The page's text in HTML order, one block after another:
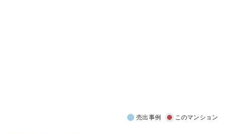
売出事例 このマンション